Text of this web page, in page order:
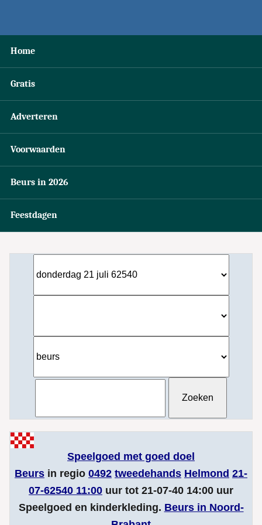
Home
Gratis
Adverteren
Voorwaarden
Beurs in 2026
Feestdagen
Speelgoed met goed doel
Beurs in regio 0492 tweedehands Helmond 21-
07-62540 11:00 uur tot 21-07-40 14:00 uur
Speelgoed en kinderkleding. Beurs in Noord-